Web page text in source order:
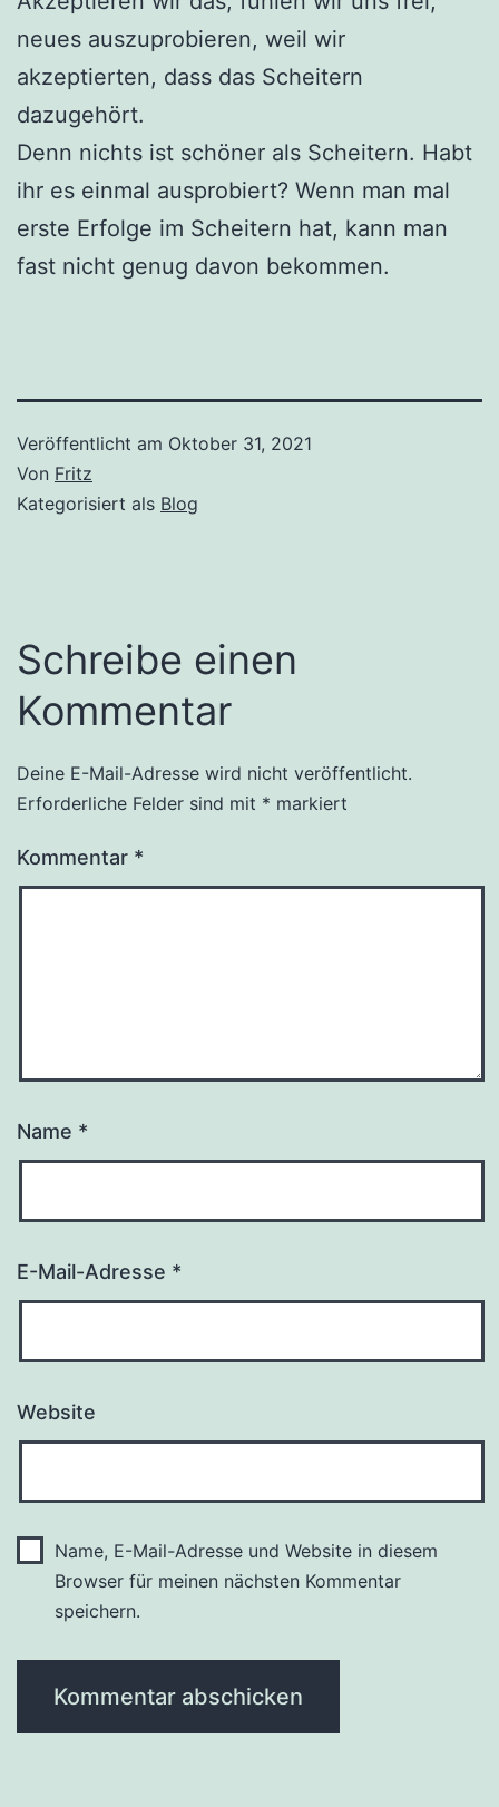
neues auszuprobieren, weil wir
akzeptierten, dass das Scheitern
dazugehört.
Denn nichts ist schöner als Scheitern. Habt
ihr es einmal ausprobiert? Wenn man mal
erste Erfolge im Scheitern hat, kann man
fast nicht genug davon bekommen.
Veröffentlicht am Oktober 31, 2021
Von Fritz
Kategorisiert als Blog
Schreibe einen
Kommentar
Deine E-Mail-Adresse wird nicht veröffentlicht.
Erforderliche Felder sind mit * markiert
Kommentar *
Name *
E-Mail-Adresse *
Website
Name, E-Mail-Adresse und Website in diesem
Browser für meinen nächsten Kommentar
speichern.